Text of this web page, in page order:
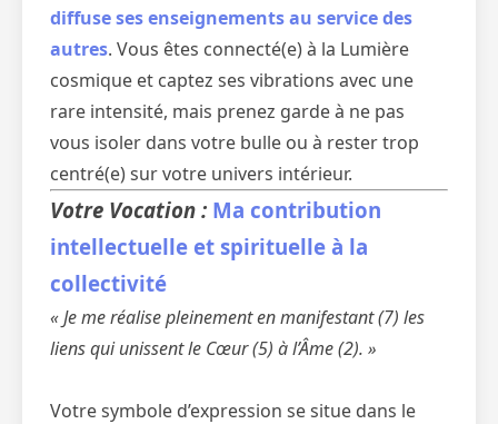
diffuse ses enseignements au service des
autres. Vous êtes connecté(e) à la Lumière
cosmique et captez ses vibrations avec une
rare intensité, mais prenez garde à ne pas
vous isoler dans votre bulle ou à rester trop
centré(e) sur votre univers intérieur.
Votre Vocation : Ma contribution
intellectuelle et spirituelle à la
collectivité
« Je me réalise pleinement en manifestant (7) les
liens qui unissent le Cœur (5) à l’Âme (2). »
Votre symbole d’expression se situe dans le